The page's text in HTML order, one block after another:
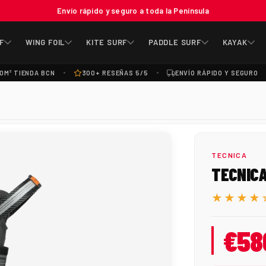
Envío rápido y seguro a toda la Península
WING FOIL KITE SURF PADDLE SURF KAYAK
TIENDA BCN 300+ RESEÑAS 5/5 ENVÍO RÁPIDO Y SEGURO
TECNICA